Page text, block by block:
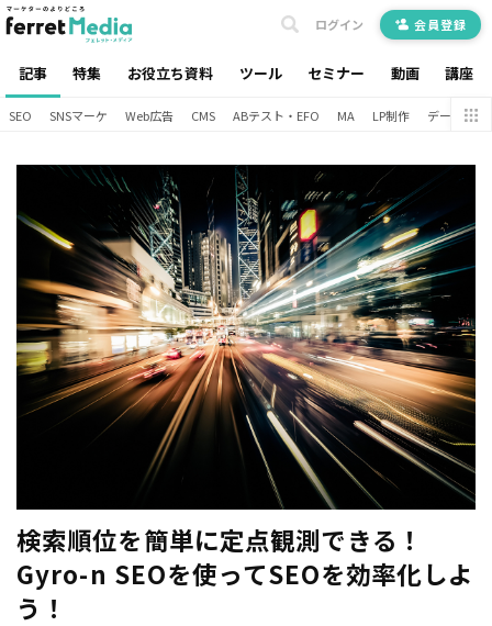
記事 特集 お役立ち資料 ツール セミナー 動画 講座
ログイン 会員登録
SEO SNSマーケ Web広告 CMS ABテスト・EFO MA LP制作 データ分析
検索順位を簡単に定点観測できる！
Gyro-n SEOを使ってSEOを効率化しよ
う！